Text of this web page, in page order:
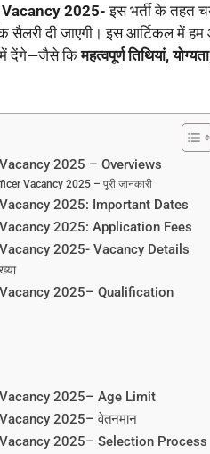
2025- इस भर्ती के तहत
सैलरी दी जाएगी। इस आर्टिकल में
में देंगे—जैसे किमहत्वपूर्ण तिथियां,
2025 – Overviews
Vacancy 2025 – पूरी जानकारी
2025: Important Dates
2025: Application Fees
2025- Vacancy Details
2025– Qualification
2025– Age Limit
2025– वेतनमान
2025– Selection Process